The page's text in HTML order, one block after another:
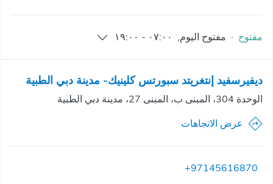
مفتوح · مفتوح اليوم, ٠٧:٠٠ - ١٩:٠٠
ديفيرسفيد إنتغريتد سبورتس كلينيك- مدينة دبي الطبية
الوحدة 304، المبنى ب، المبنى 27، مدينة دبي الطبية
عرض الاتجاهات
+97145616870